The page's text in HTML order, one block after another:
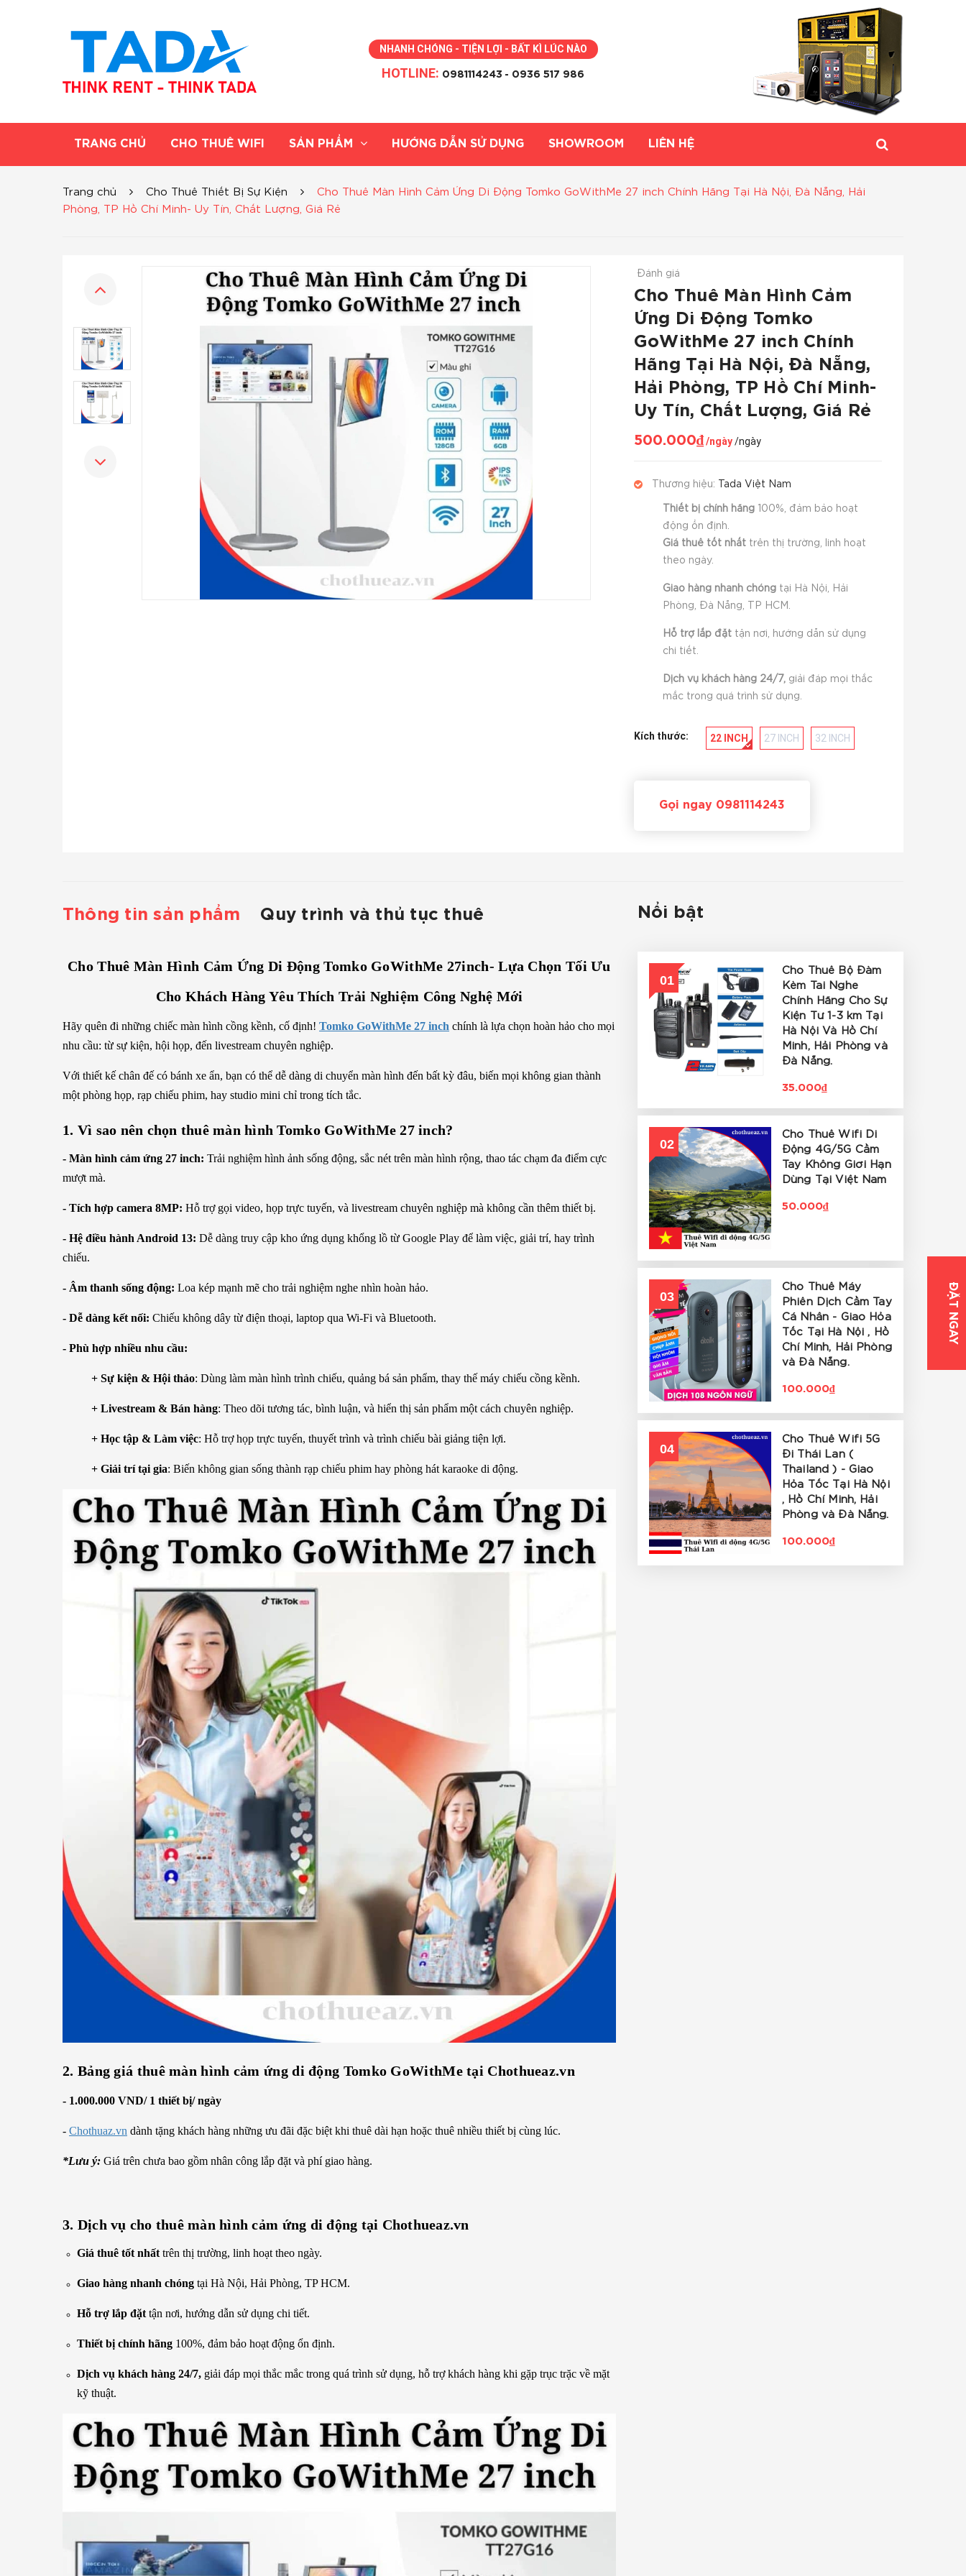
NHANH CHÓNG - TIỆN LỢI - BẤT KÌ LÚC NÀO
HOTLINE: 0981114243 - 0936 517 986
TRANG CHỦ CHO THUÊ WIFI SẢN PHẨM HƯỚNG DẪN SỬ DỤNG SHOWROOM LIÊN HỆ
Trang chủ Cho Thuê Thiết Bị Sự Kiện
Cho Thuê Màn Hình Cảm Ứng Di Động Tomko GoWithMe 27 inch Chính Hãng Tại Hà Nội, Đà Nẵng, Hải
Phòng, TP Hồ Chí Minh- Uy Tín, Chất Lượng, Giá Rẻ
Đánh giá
Cho Thuê Màn Hình Cảm
Ứng Di Động Tomko
GoWithMe 27 inch Chính
Hãng Tại Hà Nội, Đà Nẵng,
Hải Phòng, TP Hồ Chí Minh-
Uy Tín, Chất Lượng, Giá Rẻ
500.000₫/ngày/ngày
Thương hiệu: Tada Việt Nam
Thiết bị chính hãng 100%, đảm bảo hoạt
động ổn định.
Giá thuê tốt nhất trên thị trường, linh hoạt
theo ngày.
Giao hàng nhanh chóng tại Hà Nội, Hải
Phòng, Đà Nẵng, TP HCM.
Hỗ trợ lắp đặt tận nơi, hướng dẫn sử dụng
chi tiết.
Dịch vụ khách hàng 24/7, giải đáp mọi thắc
mắc trong quá trình sử dụng.
Kích thước: 22 INCH 27 INCH 32 INCH
Gọi ngay 0981114243
Thông tin sản phẩm Quy trình và thủ tục thuê
Cho Thuê Màn Hình Cảm Ứng Di Động Tomko GoWithMe 27inch- Lựa Chọn Tối Ưu
Cho Khách Hàng Yêu Thích Trải Nghiệm Công Nghệ Mới
Hãy quên đi những chiếc màn hình cồng kềnh, cố định! Tomko GoWithMe 27 inch chính là lựa chọn hoàn hảo cho mọi
nhu cầu: từ sự kiện, hội họp, đến livestream chuyên nghiệp.
Với thiết kế chân đế có bánh xe ẩn, bạn có thể dễ dàng di chuyển màn hình đến bất kỳ đâu, biến mọi không gian thành
một phòng họp, rạp chiếu phim, hay studio mini chỉ trong tích tắc.
1. Vì sao nên chọn thuê màn hình Tomko GoWithMe 27 inch?
- Màn hình cảm ứng 27 inch: Trải nghiệm hình ảnh sống động, sắc nét trên màn hình rộng, thao tác chạm đa điểm cực
mượt mà.
- Tích hợp camera 8MP: Hỗ trợ gọi video, họp trực tuyến, và livestream chuyên nghiệp mà không cần thêm thiết bị.
- Hệ điều hành Android 13: Dễ dàng truy cập kho ứng dụng khổng lồ từ Google Play để làm việc, giải trí, hay trình
chiếu.
- Âm thanh sống động: Loa kép mạnh mẽ cho trải nghiệm nghe nhìn hoàn hảo.
- Dễ dàng kết nối: Chiếu không dây từ điện thoại, laptop qua Wi-Fi và Bluetooth.
- Phù hợp nhiều nhu cầu:
+ Sự kiện & Hội thảo: Dùng làm màn hình trình chiếu, quảng bá sản phẩm, thay thế máy chiếu cồng kềnh.
+ Livestream & Bán hàng: Theo dõi tương tác, bình luận, và hiển thị sản phẩm một cách chuyên nghiệp.
+ Học tập & Làm việc: Hỗ trợ họp trực tuyến, thuyết trình và trình chiếu bài giảng tiện lợi.
+ Giải trí tại gia: Biến không gian sống thành rạp chiếu phim hay phòng hát karaoke di động.
2. Bảng giá thuê màn hình cảm ứng di động Tomko GoWithMetại Chothueaz.vn
- 1.000.000 VND/ 1 thiết bị/ ngày
- Chothuaz.vn dành tặng khách hàng những ưu đãi đặc biệt khi thuê dài hạn hoặc thuê nhiều thiết bị cùng lúc.
*Lưu ý: Giá trên chưa bao gồm nhân công lắp đặt và phí giao hàng.
3. Dịch vụ cho thuêmàn hình cảm ứng di động tại Chothueaz.vn
Giá thuê tốt nhất trên thị trường, linh hoạt theo ngày.
Giao hàng nhanh chóng tại Hà Nội, Hải Phòng, TP HCM.
Hỗ trợ lắp đặt tận nơi, hướng dẫn sử dụng chi tiết.
Thiết bị chính hãng 100%, đảm bảo hoạt động ổn định.
Dịch vụ khách hàng 24/7, giải đáp mọi thắc mắc trong quá trình sử dụng, hỗ trợ khách hàng khi gặp trục trặc về mặt
kỹ thuật.
Nổi bật
01
Cho Thuê Bộ Đàm
Kèm Tai Nghe
Chính Hãng Cho Sự
Kiện Từ 1-3 km Tại
Hà Nội Và Hồ Chí
Minh, Hải Phòng và
Đà Nẵng.
35.000₫
02
Cho Thuê Wifi Di
Động 4G/5G Cầm
Tay Không Giới Hạn
Dùng Tại Việt Nam
50.000₫
03
Cho Thuê Máy
Phiên Dịch Cầm Tay
Cá Nhân - Giao Hỏa
Tốc Tại Hà Nội , Hồ
Chí Minh, Hải Phòng
và Đà Nẵng.
100.000₫
04
Cho Thuê Wifi 5G
Đi Thái Lan (
Thailand ) - Giao
Hỏa Tốc Tại Hà Nội
, Hồ Chí Minh, Hải
Phòng và Đà Nẵng.
100.000₫
ĐẶT NGAY